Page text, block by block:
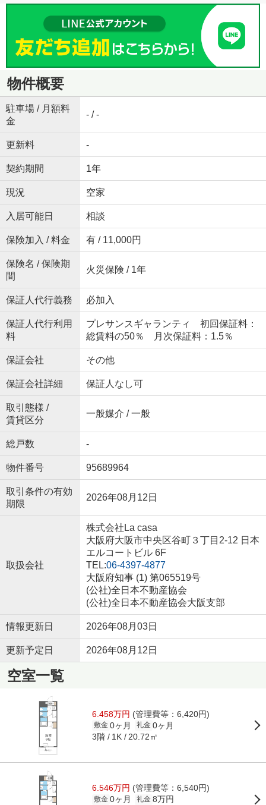
物件概要
駐車場 / 月額料
金
- / -
更新料 -
契約期間 1年
現況 空家
入居可能日 相談
保険加入 / 料金 有 / 11,000円
保険名 / 保険期
間
火災保険 / 1年
保証人代行義務 必加入
保証人代行利用
料
プレサンスギャランティ 初回保証料：
総賃料の50％ 月次保証料：1.5％
保証会社 その他
保証会社詳細 保証人なし可
取引態様 /
賃貸区分
一般媒介 / 一般
総戸数 -
物件番号 95689964
取引条件の有効
期限
2026年08月12日
取扱会社
株式会社La casa
大阪府大阪市中央区谷町３丁目2-12 日本
エルコートビル 6F
TEL:06-4397-4877
大阪府知事 (1) 第065519号
(公社)全日本不動産協会
(公社)全日本不動産協会大阪支部
情報更新日 2026年08月03日
更新予定日 2026年08月12日
空室一覧
6.458万円 (管理費等：6,420円)
敷金 0ヶ月 礼金 0ヶ月
3階 1K 20.72㎡
6.546万円 (管理費等：6,540円)
敷金 0ヶ月 礼金 8万円